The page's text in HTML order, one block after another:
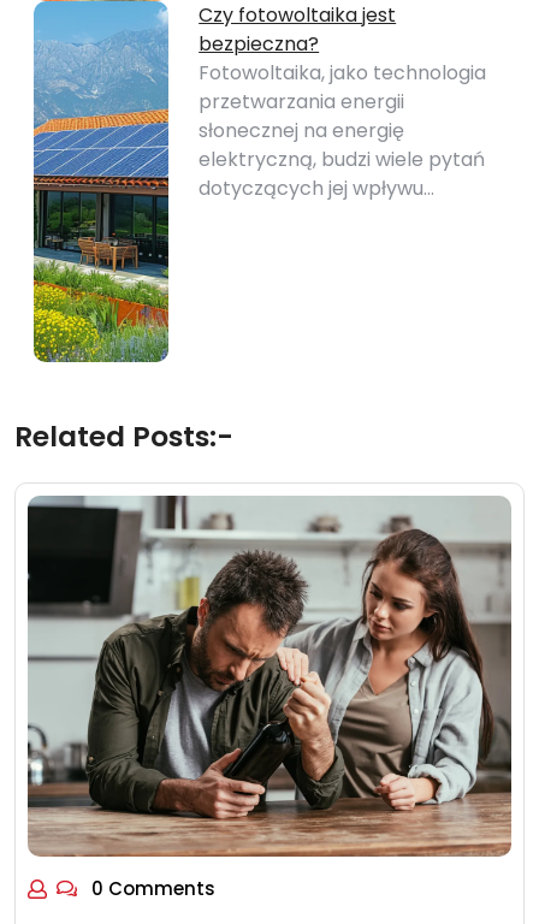
Czy fotowoltaika jest
bezpieczna?
Fotowoltaika, jako technologia
przetwarzania energii
słonecznej na energię
elektryczną, budzi wiele pytań
dotyczących jej wpływu…
Related Posts:-
0 Comments